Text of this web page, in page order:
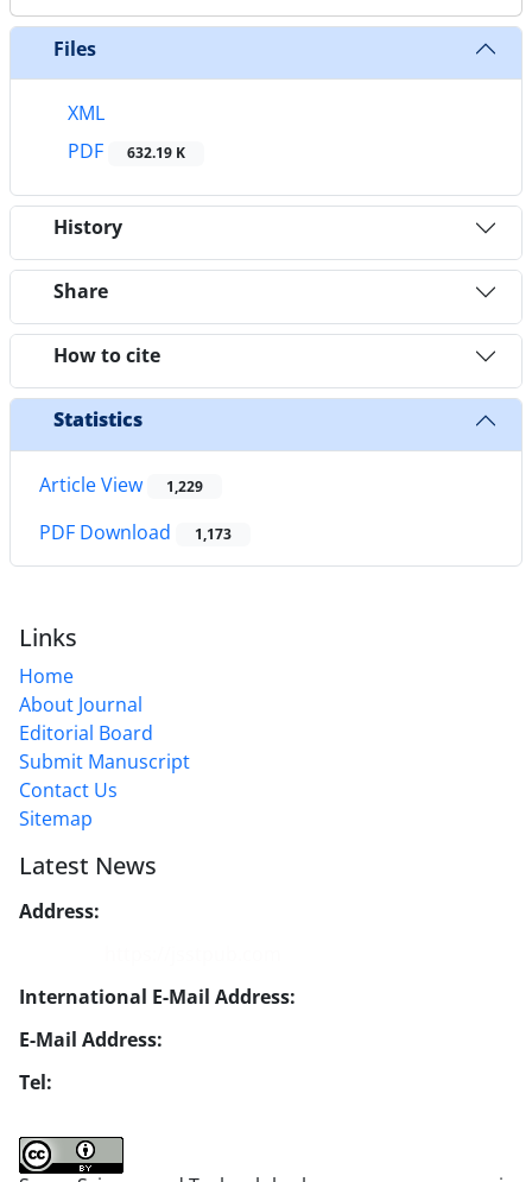
Files
XML
PDF
632.19 K
History
Share
How to cite
Statistics
Article View 1,229
PDF Download 1,173
Links
Home
About Journal
Editorial Board
Submit Manuscript
Contact Us
Sitemap
Latest News
Address:
International E-Mail Address:
E-Mail Address:
Tel: